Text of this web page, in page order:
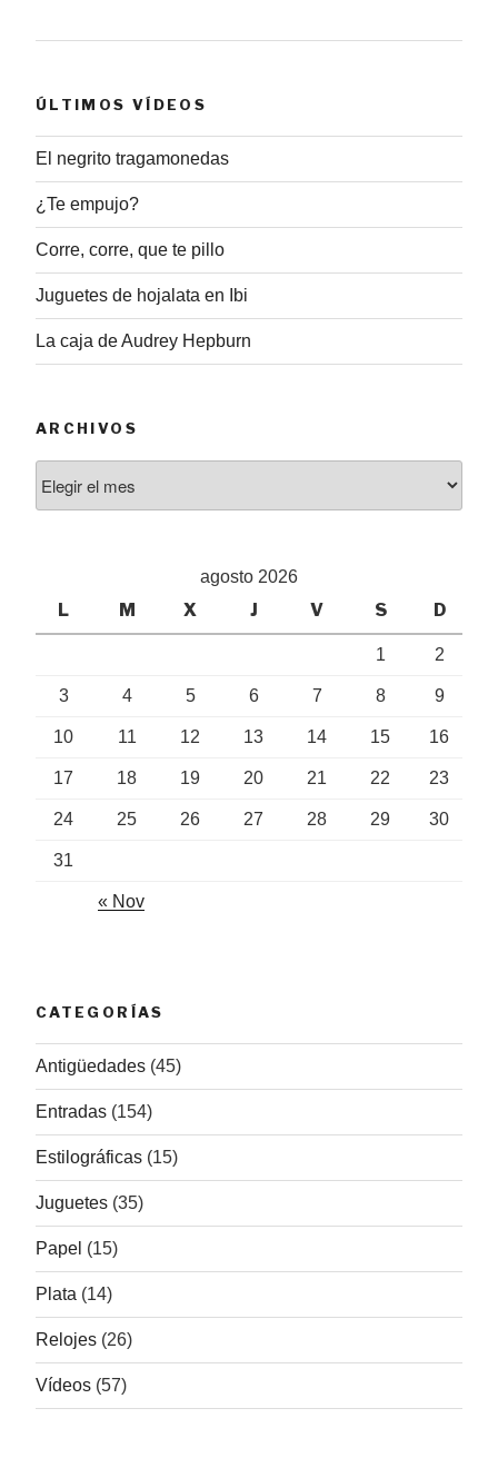
ÚLTIMOS VÍDEOS
El negrito tragamonedas
¿Te empujo?
Corre, corre, que te pillo
Juguetes de hojalata en Ibi
La caja de Audrey Hepburn
ARCHIVOS
agosto 2026
L M X J V S D
1 2
3 4 5 6 7 8 9
10 11 12 13 14 15 16
17 18 19 20 21 22 23
24 25 26 27 28 29 30
31
« Nov
CATEGORÍAS
Antigüedades (45)
Entradas (154)
Estilográficas (15)
Juguetes (35)
Papel (15)
Plata (14)
Relojes (26)
Vídeos (57)